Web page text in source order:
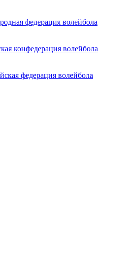
федерация волейбола
конфедерация волейбола
федерация волейбола